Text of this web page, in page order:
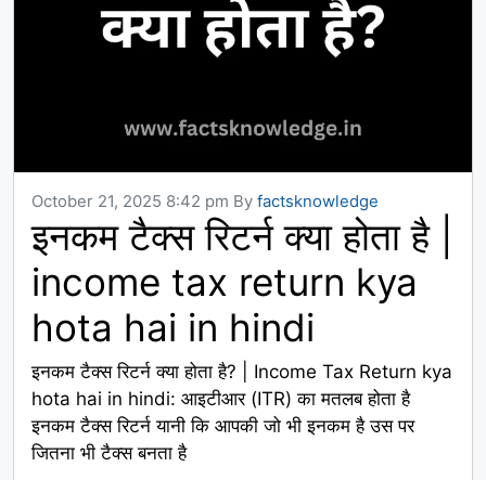
October 21, 2025 8:42 pm By factsknowledge
इनकम टैक्स रिटर्न क्या होता है |
income tax return kya
hota hai in hindi
इनकम टैक्स रिटर्न क्या होता है? | Income Tax Return kya
hota hai in hindi: आइटीआर (ITR) का मतलब होता है
इनकम टैक्स रिटर्न यानी कि आपकी जो भी इनकम है उस पर
जितना भी टैक्स बनता है